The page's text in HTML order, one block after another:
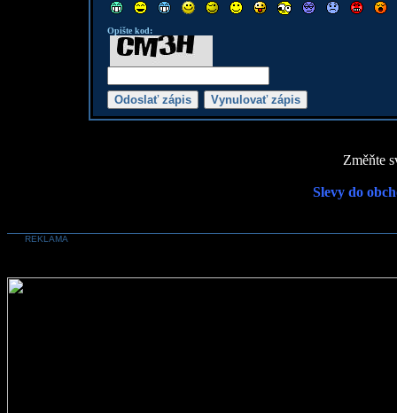
Opište kod:
Změňte
Slevy do
REKLAMA